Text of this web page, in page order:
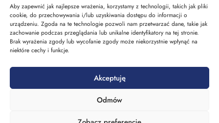
Aby zapewnić jak najlepsze wrażenia, korzystamy z technologii, takich jak pliki
cookie, do przechowywania i/lub uzyskiwania dostępu do informacji o
urządzeniu. Zgoda na te technologie pozwoli nam przetwarzać dane, takie jak
zachowanie podczas przeglądania lub unikalne identyfikatory na tej stronie.
Brak wyrażenia zgody lub wycofanie zgody może niekorzystnie wpłynąć na
niektóre cechy i funkcje.
Akceptuję
Odmów
Zaloguj się
Moje zamówienia
Koszyk